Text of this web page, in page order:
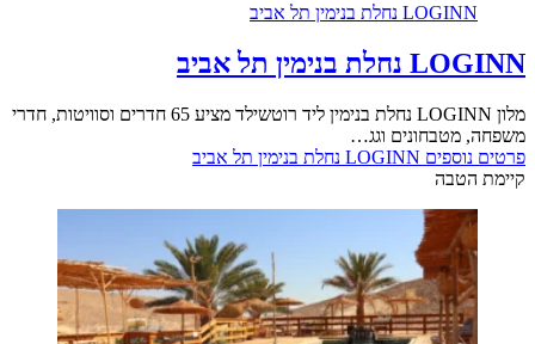
LOGINN נחלת בנימין תל אביב
LOGINN נחלת בנימין תל אביב
מלון LOGINN נחלת בנימין ליד רוטשילד מציע 65 חדרים וסוויטות, חדרי
משפחה, מטבחונים וגג…
פרטים נוספים LOGINN נחלת בנימין תל אביב
קיימת הטבה